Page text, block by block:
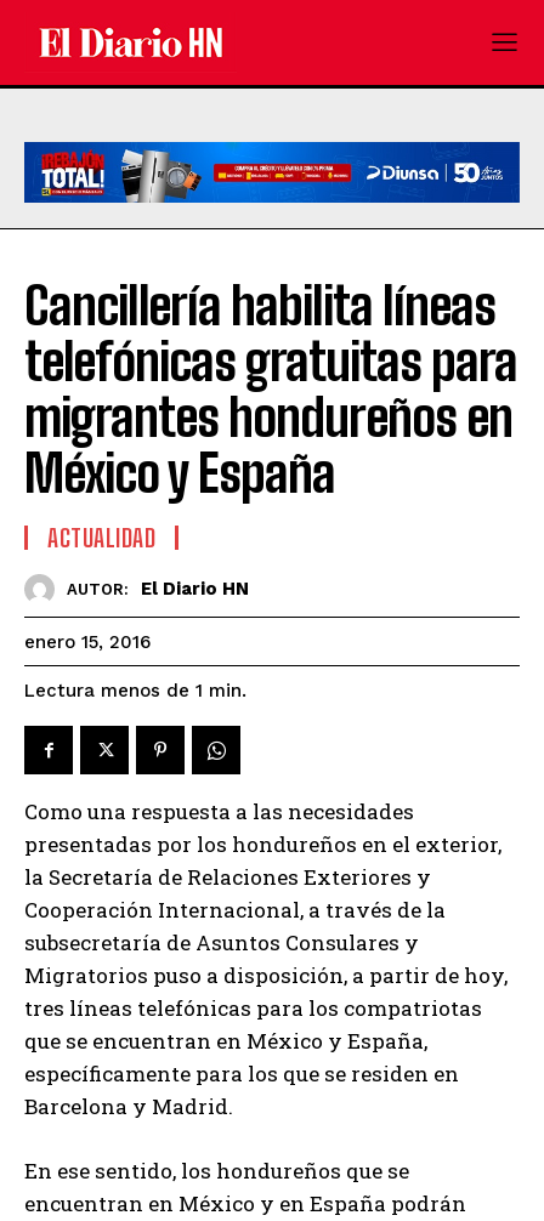
Cancillería habilita líneas
telefónicas gratuitas para
migrantes hondureños en
México y España
ACTUALIDAD
AUTOR: El Diario HN
enero 15, 2016
Lectura menos de 1 min.
Como una respuesta a las necesidades
presentadas por los hondureños en el exterior,
la Secretaría de Relaciones Exteriores y
Cooperación Internacional, a través de la
subsecretaría de Asuntos Consulares y
Migratorios puso a disposición, a partir de hoy,
tres líneas telefónicas para los compatriotas
que se encuentran en México y España,
específicamente para los que se residen en
Barcelona y Madrid.
En ese sentido, los hondureños que se
encuentran en México y en España podrán